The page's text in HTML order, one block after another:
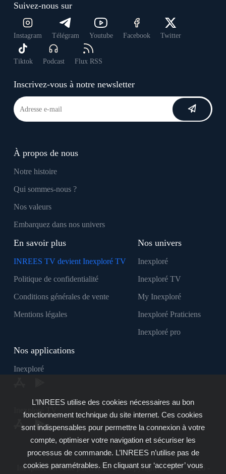
Suivez-nous sur
Instagram Télégram Youtube Facebook Twitter
Tiktok Podcast Flux RSS
Inscrivez-vous à notre newsletter
À propos de nous
Notre histoire
Qui sommes-nous ?
Nos valeurs
Embarquez dans nos univers
En savoir plus
INREES TV devient Inexploré TV
Politique de confidentialité
Conditions générales de vente
Mentions légales
Nos univers
Inexploré
Inexploré TV
My Inexploré
Inexploré Praticiens
Inexploré pro
Nos applications
Inexploré
Inexploré TV
Inexploré est édité par INREES - Copyright © 2007 - 2026 -
L’INREES utilise des cookies nécessaires au bon
fonctionnement technique du site internet. Ces cookies
sont indispensables pour permettre la connexion à votre
compte, optimiser votre navigation et sécuriser les
processus de commande. L’INREES n’utilise pas de
cookies paramétrables. En cliquant sur ‘accepter’ vous